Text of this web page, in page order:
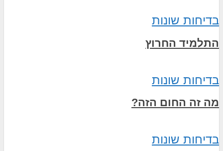
בדיחות שונות
התלמיד החרוץ
בדיחות שונות
מה זה החום הזה?
בדיחות שונות